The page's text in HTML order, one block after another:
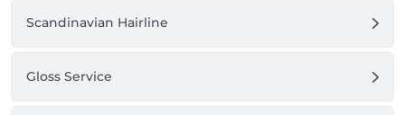
Scandinavian Hairline
Gloss Service